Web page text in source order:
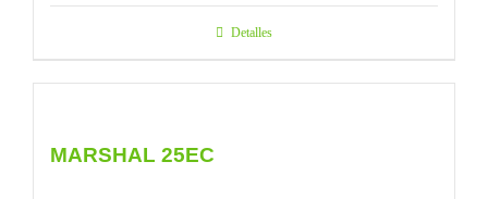
Detalles
MARSHAL 25EC